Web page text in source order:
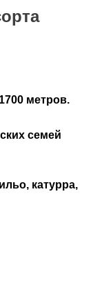
метров.
семей
катурра,